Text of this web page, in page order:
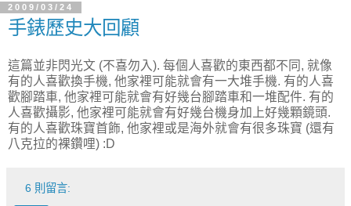
2009/03/24
手錶歷史大回顧
這篇並非閃光文 (不喜勿入). 每個人喜歡的東西都不同, 就像
有的人喜歡換手機, 他家裡可能就會有一大堆手機. 有的人喜
歡腳踏車, 他家裡可能就會有好幾台腳踏車和一堆配件. 有的
人喜歡攝影, 他家裡可能就會有好幾台機身加上好幾顆鏡頭.
有的人喜歡珠寶首飾, 他家裡或是海外就會有很多珠寶 (還有
八克拉的裸鑽哩) :D
6 則留言: